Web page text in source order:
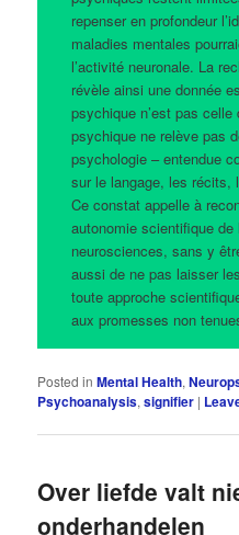
repenser en profondeur
maladies mentales
l’activité neuronale. La
révèle ainsi une donnée
psychique n’est pas
psychique ne relève pas
psychologie – entendue
sur le langage, les récits,
Ce constat appelle à
autonomie scientifique
neurosciences, sans y
aussi de ne pas laisser
toute approche
aux promesses non
Posted in Mental Health,
Psychoanalysis,signifier |
Over liefde valt
onderhandelen